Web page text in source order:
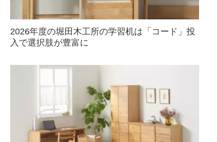
2026年度の堀田木工所の学習机は「コード」投
入で選択肢が豊富に